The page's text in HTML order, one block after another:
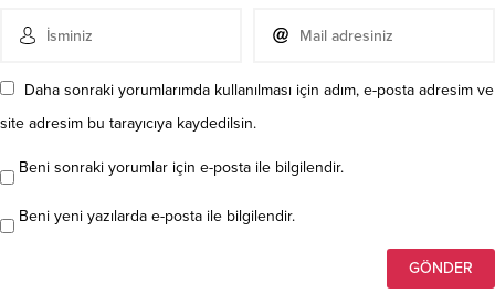
Daha sonraki yorumlarımda kullanılması için adım, e-posta adresim ve
site adresim bu tarayıcıya kaydedilsin.
Beni sonraki yorumlar için e-posta ile bilgilendir.
Beni yeni yazılarda e-posta ile bilgilendir.